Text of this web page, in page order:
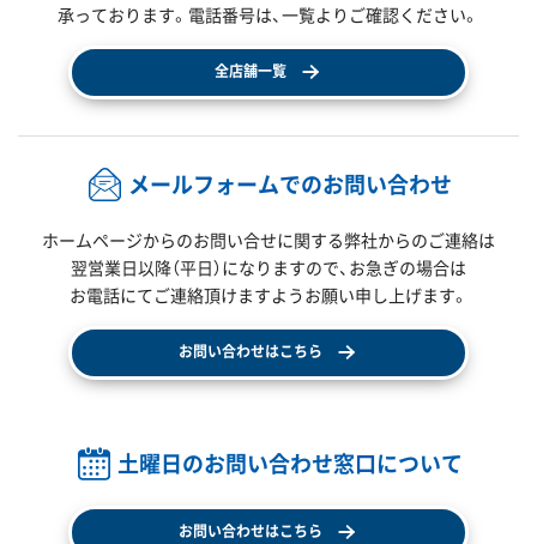
承っております。電話番号は、一覧よりご確認ください。
全店舗一覧
メールフォームでのお問い合わせ
ホームページからのお問い合せに関する弊社からのご連絡は
翌営業日以降（平日）になりますので、 お急ぎの場合は
お電話にてご連絡頂けますようお願い申し上げます。
お問い合わせはこちら
土曜日のお問い合わせ窓口について
お問い合わせはこちら